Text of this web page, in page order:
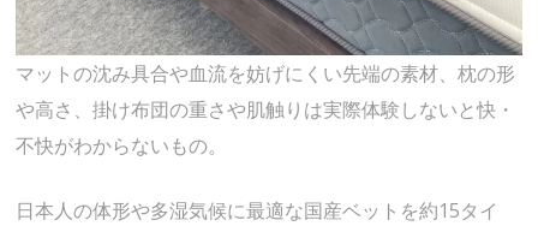
マットの沈み具合や血流を妨げにくい先端の素材、枕の形
や高さ、掛け布団の重さや肌触りは実際体験しないと快・
不快がわからないもの。
日本人の体形や多湿気候に最適な国産ベットを約15タイ